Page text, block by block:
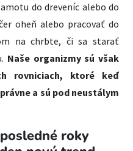
do dreveníc alebo do
oheň alebo pracovať do
na chrbte, či sa starať
Naše organizmy sú však
rovniciach, ktoré keď
a sú pod neustálym
roky